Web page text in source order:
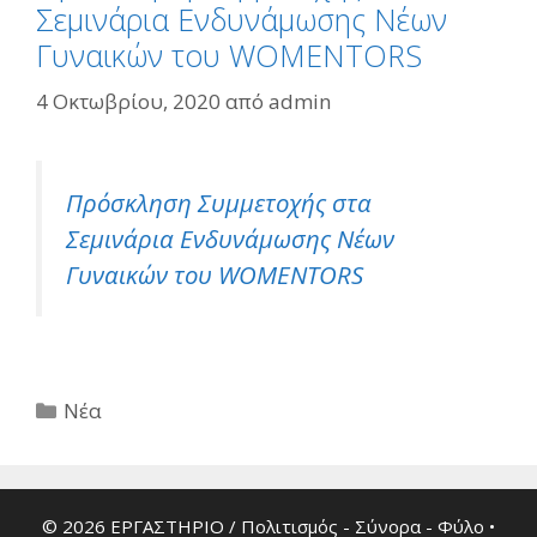
Σεμινάρια Ενδυνάμωσης Νέων
Γυναικών του WOMENTORS
4 Οκτωβρίου, 2020 από admin
Πρόσκληση Συμμετοχής στα
Σεμινάρια Ενδυνάμωσης Νέων
Γυναικών του WOMENTORS
Κατηγορίες
Νέα
© 2026 ΕΡΓΑΣΤΗΡΙΟ / Πολιτισμός - Σύνορα - Φύλο •